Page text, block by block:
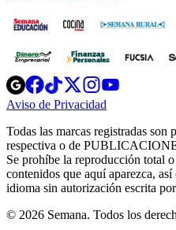
Opens
in
new
Opens
in
new
Opens
in
new
window
Opens
new
windowwindow
Aviso de Privacidad
new
window
Todas las marcas registradas son
respectiva o de
Se prohíbe la reproducción total
contenidos que aquí aparezca,
idioma sin autorización escrita
© 2026 Semana. Todos los